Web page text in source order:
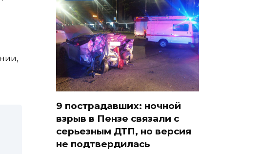
9 пострадавших: ночной
взрыв в Пензе связали с
серьезным ДТП, но версия
не подтвердилась